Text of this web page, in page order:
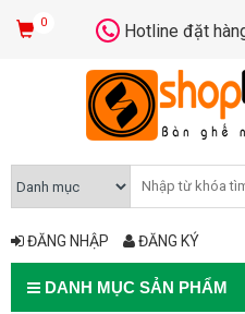
0 Hotline đặt
ĐĂNG NHẬP ĐĂNG KÝ
DANH MỤC SẢN PHẨM